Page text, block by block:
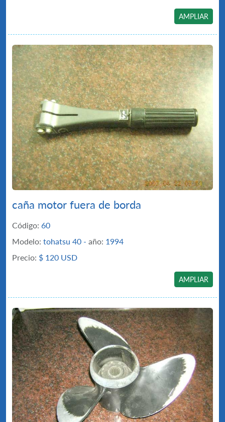
AMPLIAR
caña motor fuera de borda
Código: 60
Modelo: tohatsu 40 - año: 1994
Precio: $ 120 USD
AMPLIAR